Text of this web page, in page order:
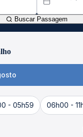
Buscar Passagem
- 05h59 06h00 -